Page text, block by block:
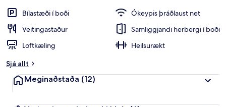
Bílastæði í boði
Ókeypis þráðlaust net
Veitingastaður
Samliggjandi herbergi í boði
Loftkæling
Heilsurækt
Sjá allt
Meginaðstaða (12)